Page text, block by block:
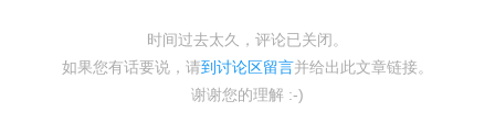
时间过去太久，评论已关闭。
如果您有话要说，请到讨论区留言并给出此文章链接。
谢谢您的理解 :-)